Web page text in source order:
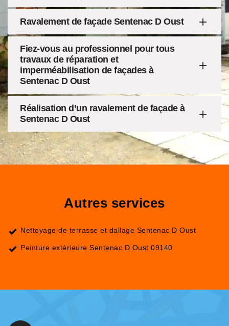
Ravalement de façade Sentenac D Oust
Fiez-vous au professionnel pour tous
travaux de réparation et
imperméabilisation de façades à
Sentenac D Oust
Réalisation d’un ravalement de façade à
Sentenac D Oust
Autres services
Nettoyage de terrasse et dallage Sentenac D Oust
Peinture extérieure Sentenac D Oust 09140